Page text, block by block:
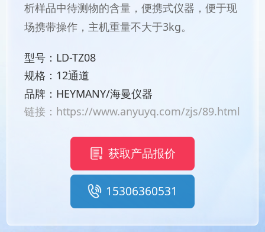
析样品中待测物的含量，便携式仪器，便于现
场携带操作，主机重量不大于3kg。
型号：LD-TZ08
规格：12通道
品牌：HEYMANY/海曼仪器
链接： https://www.anyuyq.com/zjs/89.html
获取产品报价
15306360531